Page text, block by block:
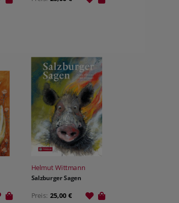
Helmut Wittmann
Salzburger Sagen
Preis: 25,00 €